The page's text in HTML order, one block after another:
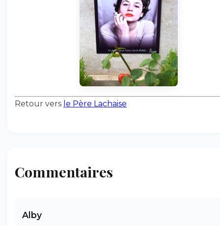
Retour vers le Père Lachaise
Commentaires
Alby